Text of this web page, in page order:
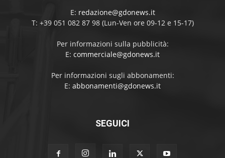
E: redazione@gdonews.it
T: +39 051 082 87 98 (Lun-Ven ore 09-12 e 15-17)
Per informazioni sulla pubblicità:
E: commerciale@gdonews.it
Per informazioni sugli abbonamenti:
E: abbonamenti@gdonews.it
SEGUICI